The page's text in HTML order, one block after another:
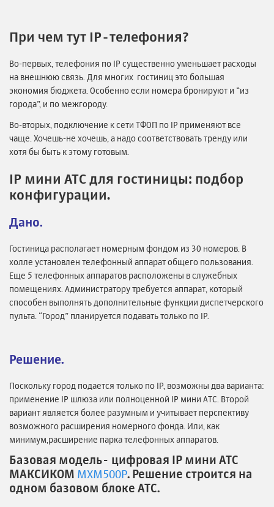
При чем тут IP-телефония?
Во-первых, телефония по IP существенно уменьшает расходы
на внешнюю связь. Для многих гостиниц это большая
экономия бюджета. Особенно если номера бронируют и “из
города”, и по межгороду.
Во-вторых, подключение к сети ТФОП по IP применяют все
чаще. Хочешь-не хочешь, а надо соответствовать тренду или
хотя бы быть к этому готовым.
IP мини АТС для гостиницы: подбор
конфигурации.
Дано.
Гостиница располагает номерным фондом из 30 номеров. В
холле установлен телефонный аппарат общего пользования.
Еще 5 телефонных аппаратов расположены в служебных
помещениях. Администратору требуется аппарат, который
способен выполнять дополнительные функции диспетчерского
пульта. “Город” планируется подавать только по IP.
Решение.
Поскольку город подается только по IP, возможны два варианта:
применение IP шлюза или полноценной IP мини АТС. Второй
вариант является более разумным и учитывает перспективу
возможного расширения номерного фонда. Или, как
минимум,расширение парка телефонных аппаратов.
Базовая модель- цифровая IP мини АТС
МАКСИКОМ MXM500P. Решение строится на
одном базовом блоке АТС.